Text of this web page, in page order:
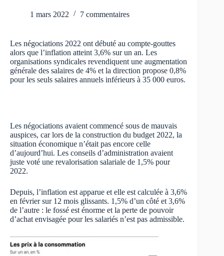
1 mars 2022 7 commentaires
Les négociations 2022 ont débuté au compte-gouttes
alors que l’inflation atteint 3,6% sur un an. Les
organisations syndicales revendiquent une augmentation
générale des salaires de 4% et la direction propose 0,8%
pour les seuls salaires annuels inférieurs à 35 000 euros.
Les négociations avaient commencé sous de mauvais
auspices, car lors de la construction du budget 2022, la
situation économique n’était pas encore celle
d’aujourd’hui. Les conseils d’administration avaient
juste voté une revalorisation salariale de 1,5% pour
2022.
Depuis, l’inflation est apparue et elle est calculée à 3,6%
en février sur 12 mois glissants. 1,5% d’un côté et 3,6%
de l’autre : le fossé est énorme et la perte de pouvoir
d’achat envisagée pour les salariés n’est pas admissible.